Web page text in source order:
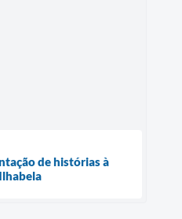
de histórias à